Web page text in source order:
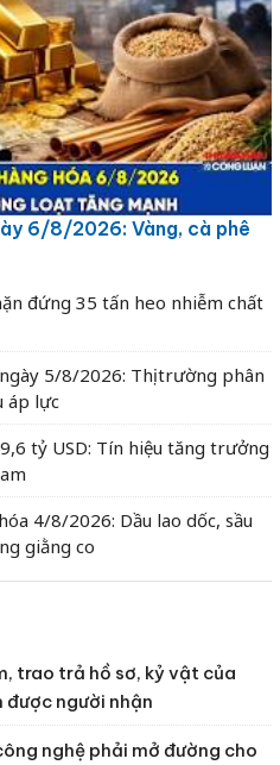
6/8/2026: Vàng, cà phê
đứng 35 tấn heo nhiễm chất
5/8/2026: Thị trường phân
áp lực
tỷ USD: Tín hiệu tăng trưởng
4/8/2026: Dầu lao dốc, sầu
giằng co
trao trả hồ sơ, kỷ vật của
được người nhận
nghệ phải mở đường cho